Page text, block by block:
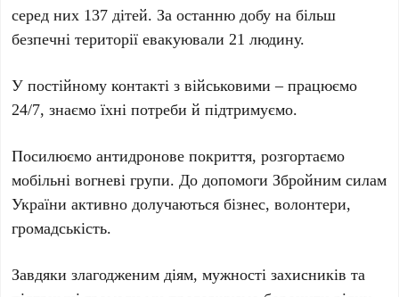
серед них 137 дітей. За останню добу на більш
безпечні території евакуювали 21 людину.
У постійному контакті з військовими – працюємо
24/7, знаємо їхні потреби й підтримуємо.
Посилюємо антидронове покриття, розгортаємо
мобільні вогневі групи. До допомоги Збройним силам
України активно долучаються бізнес, волонтери,
громадськість.
Завдяки злагодженим діям, мужності захисників та